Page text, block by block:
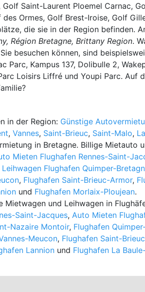
Saint-Laurent Ploemel Carnac,
Ormes, Golf Brest-Iroise, Golf
die sie in der Region befinden.
Région Bretagne, Brittany Region.
besuchen können, sind
Parc, Kampus 137, Dolibulle 2,
Loisirs Liffré und Youpi Parc. Auf
in der Region: Günstige
, Vannes, Saint-Brieuc, Saint-Malo,
in Bretagne. Billige Mietauto
Mieten Flughafen Rennes-Saint-
Leihwagen Flughafen Quimper-
, Flughafen Saint-Brieuc-Armor,
und Flughafen Morlaix-Ploujean.
und Leihwagen in
Saint-Jacques, Auto Mieten
Nazaire Montoir, Flughafen
Meucon, Flughafen Saint-
Lannion und Flughafen La